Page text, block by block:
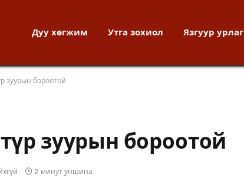
Дуу хөгжим Утга зохиол Язгуур урлаг
зуурын бороотой
зуурын бороотой
2 минут уншина